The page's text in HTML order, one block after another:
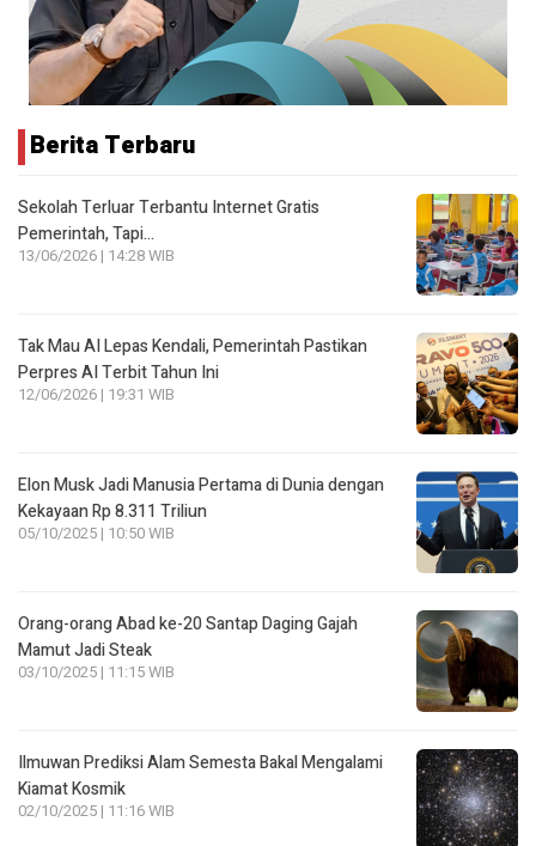
Berita Terbaru
Sekolah Terluar Terbantu Internet Gratis
Pemerintah, Tapi…
13/06/2026 | 14:28 WIB
Tak Mau AI Lepas Kendali, Pemerintah Pastikan
Perpres AI Terbit Tahun Ini
12/06/2026 | 19:31 WIB
Elon Musk Jadi Manusia Pertama di Dunia dengan
Kekayaan Rp 8.311 Triliun
05/10/2025 | 10:50 WIB
Orang-orang Abad ke-20 Santap Daging Gajah
Mamut Jadi Steak
03/10/2025 | 11:15 WIB
Ilmuwan Prediksi Alam Semesta Bakal Mengalami
Kiamat Kosmik
02/10/2025 | 11:16 WIB